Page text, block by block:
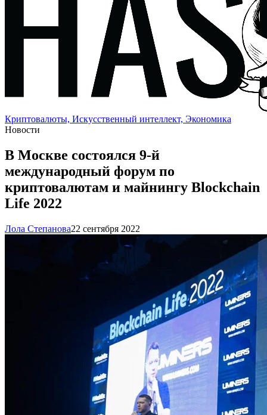
Криптовалюты, Искусственный интеллект, Экономика
Новости
В Москве состоялся 9-й
международный форум по
криптовалютам и майнингу Blockchain
Life 2022
Лола Степанова22 сентября 2022